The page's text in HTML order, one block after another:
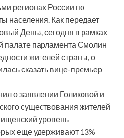
регионах России по
населения. Как передает
День», сегодня в рамках
палате парламента Смолин
жителей страны, о
сказать вице-премьер
о заявлении Голиковой и
существования жителей
уровень
еще удерживают 13%